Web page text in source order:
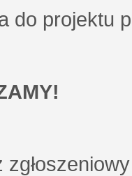
do projektu